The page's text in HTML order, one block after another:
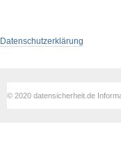
Datenschutzerklärung
© 2020 datensicherheit.de